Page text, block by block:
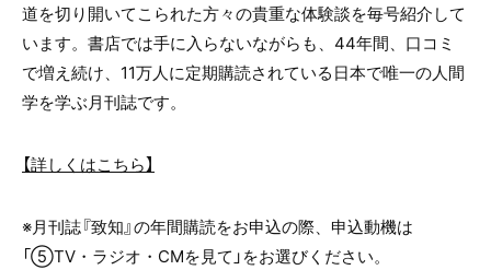
道を切り開いてこられた方々の貴重な体験談を毎号紹介して
います。書店では手に入らないながらも、44年間、口コミ
で増え続け、11万人に定期購読されている日本で唯一の人間
学を学ぶ月刊誌です。
【詳しくはこちら】
※月刊誌『致知』の年間購読をお申込の際、申込動機は
「⑤TV・ラジオ・CMを見て 」をお選びください。